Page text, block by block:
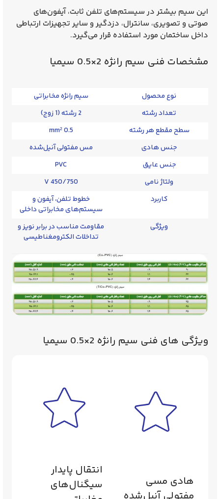
این سیم بیشتر در سیستم‌های تلفن ثابت، آیفون‌های
صوتی و تصویری، سانترال، دزدگیر و سایر تجهیزات ارتباطی
داخل ساختمان مورد استفاده قرار می‌گیرد.
مشخصات فنی سیم رانژه 2×0.5 سیمیا
نوع محصول
سیم رانژه مخابراتی
تعداد رشته
2 رشته (1 زوج)
سطح مقطع هر رشته
0.5 mm²
جنس هادی
مس مفتولی آنیل‌شده
جنس عایق
PVC
ولتاژ نامی
450/750 V
کاربرد
خطوط تلفن، آیفون و
سیستم‌های مخابراتی داخلی
ویژگی
مقاومت مناسب در برابر نویز و
تداخلات الکترومغناطیسی
ویژگی‌ های فنی سیم رانژه 2×0.5 سیمیا
هادی مسی
انتقال پایدار
سیگنال‌های